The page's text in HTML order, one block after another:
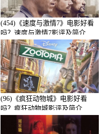
(454)《速度与激情7》电影好看
吗？速度与激情7影评及简介
(96)《疯狂动物城》电影好看
吗？疯狂动物城影评及简介